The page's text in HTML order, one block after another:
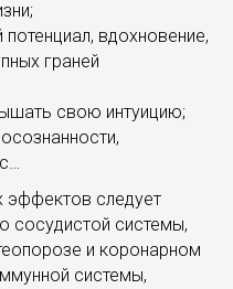
вдохновение,
граней
свою интуицию;
эффектов следует
сосудистой системы,
и коронарном
системы,